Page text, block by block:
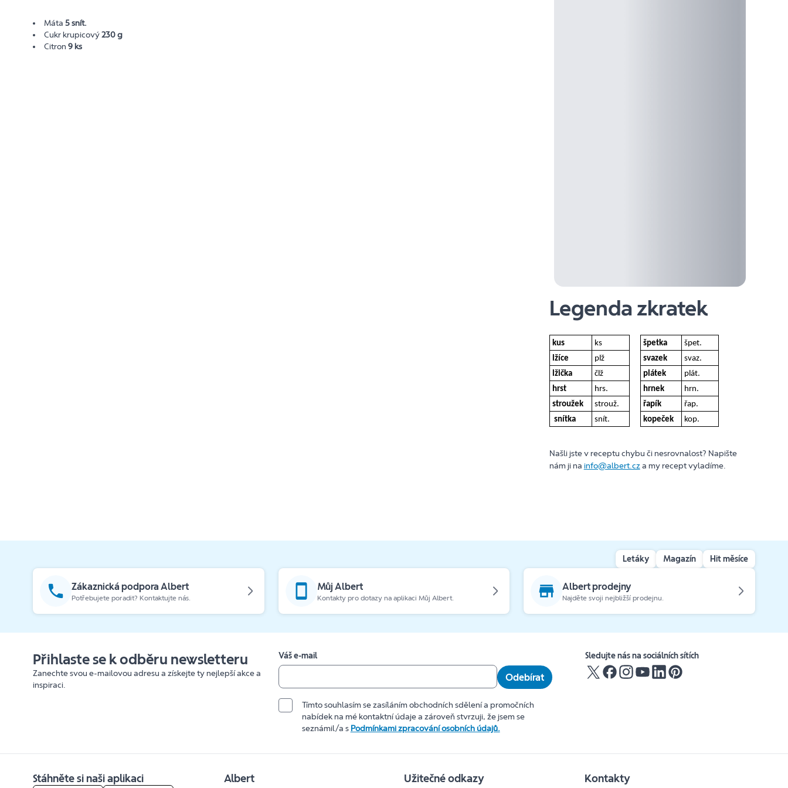
Máta5 snít.
Cukr krupicový230 g
Citron9 ks
Legenda zkratek
kus ks špetka
špet.
lžíce
plž svazek
svaz.
lžička
člž plátek
plát.
hrst
hrs. hrnek
hrn.
stroužek
strouž. řapík
řap.
snítka
snít. kopeček kop.
Našli jste v receptu chybu či nesrovnalost? Napište
nám ji na info@albert.cza my recept vyladíme.
Letáky Magazín Hit měsíce
Zákaznická podpora Albert
Potřebujete poradit? Kontaktujte nás.
Můj Albert
Kontakty pro dotazy na aplikaci Můj Albert.
Albert prodejny
Najděte svoji nejbližší prodejnu.
Přihlaste se k odběru newsletteru
Zanechte svou e-mailovou adresu a získejte ty nejlepší akce a
inspiraci.
Váš e-mail
Odebírat
Tímto souhlasím se zasíláním obchodních sdělení a promočních
nabídek na mé kontaktní údaje a zároveň stvrzuji, že jsem se
seznámil/a s Podmínkami zpracování osobních údajů.
Sledujte nás na sociálních sítích
Stáhněte si naši aplikaci Albert Užitečné odkazy Kontakty